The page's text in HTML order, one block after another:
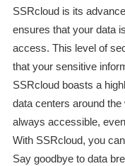
SSRcloud is its
ensures that your data
access. This level of
that your sensitive
SSRcloud boasts a
data centers around
always accessible,
With SSRcloud, you
Say goodbye to data